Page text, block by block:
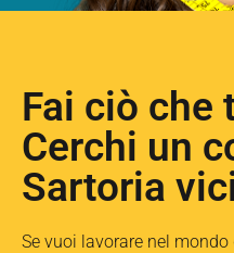
Fai ciò che
Cerchi un
Sartoria
Se vuoi lavorare nel